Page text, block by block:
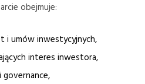
obejmuje:
i umów inwestycyjnych,
interes inwestora,